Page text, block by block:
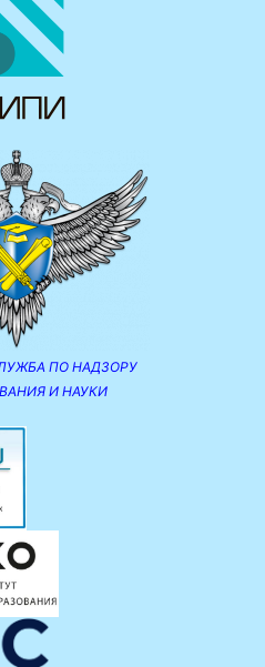
ПО НАДЗОРУ
И НАУКИ